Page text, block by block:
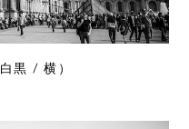
黒 / 横）